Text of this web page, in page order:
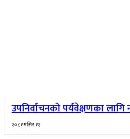
उपनिर्वाचनको पर्यवेक्षणका
२०८१ मंसिर १२